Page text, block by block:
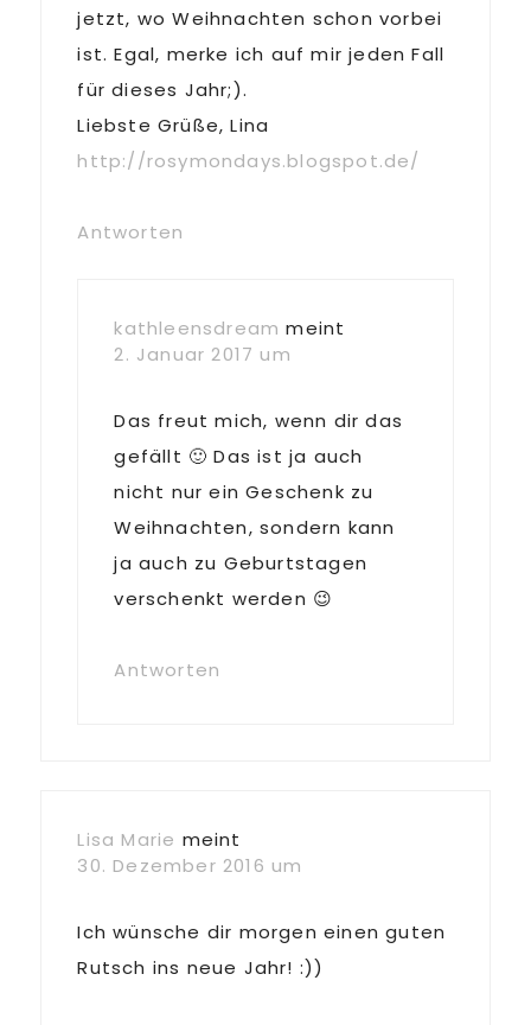
jetzt, wo Weihnachten schon vorbei
ist. Egal, merke ich auf mir jeden Fall
für dieses Jahr;).
Liebste Grüße, Lina
http://rosymondays.blogspot.de/
Antworten
kathleensdream meint
2. Januar 2017 um
Das freut mich, wenn dir das
gefällt 🙂 Das ist ja auch
nicht nur ein Geschenk zu
Weihnachten, sondern kann
ja auch zu Geburtstagen
verschenkt werden 😉
Antworten
Lisa Marie meint
30. Dezember 2016 um
Ich wünsche dir morgen einen guten
Rutsch ins neue Jahr! :))